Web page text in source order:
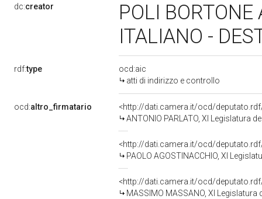
dc:creator
POLI
ITALIANO -
rdf:type
ocd:aic
atti di indirizzo e controllo
ocd:altro_firmatario
<http://dati.camera.it/ocd/
ANTONIO PARLATO, XI Legislatura
<http://dati.camera.it/ocd/
PAOLO AGOSTINACCHIO, XI
<http://dati.camera.it/ocd/
MASSIMO MASSANO, XI Legislatura